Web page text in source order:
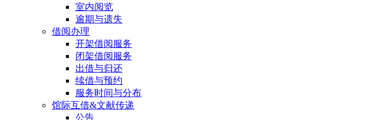
室内阅览
逾期与遗失
借阅办理
开架借阅服务
闭架借阅服务
出借与归还
续借与预约
服务时间与分布
馆际互借&文献传递
公告